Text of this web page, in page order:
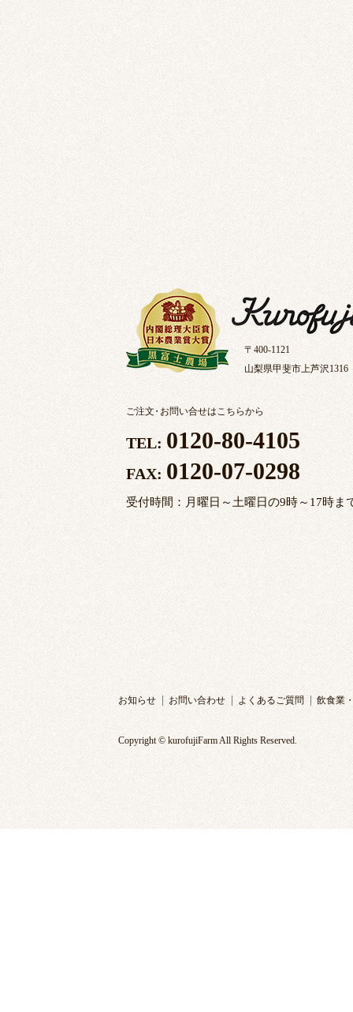
〒400-1121
山梨県甲斐市上芦沢1316
ご注文・お問い合せはこちらから
TEL: 0120-80-4105
FAX: 0120-07-0298
受付時間：月曜日～土曜日の9時～17時ま
お知らせ お問い合わせ よくあるご質問 飲食業
Copyright © kurofujiFarm All Rights Reserved.